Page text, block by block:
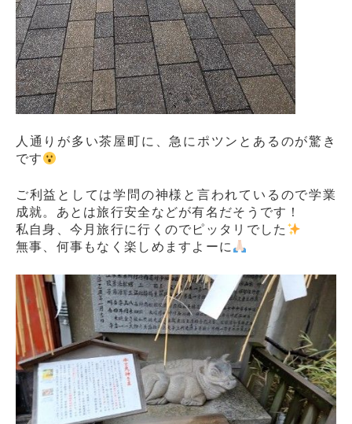
人通りが多い茶屋町に、急にポツンとあるのが驚き
です
ご利益としては学問の神様と言われているので学業
成就。あとは旅行安全などが有名だそうです！
私自身、今月旅行に行くのでピッタリでした
無事、何事もなく楽しめますよーに